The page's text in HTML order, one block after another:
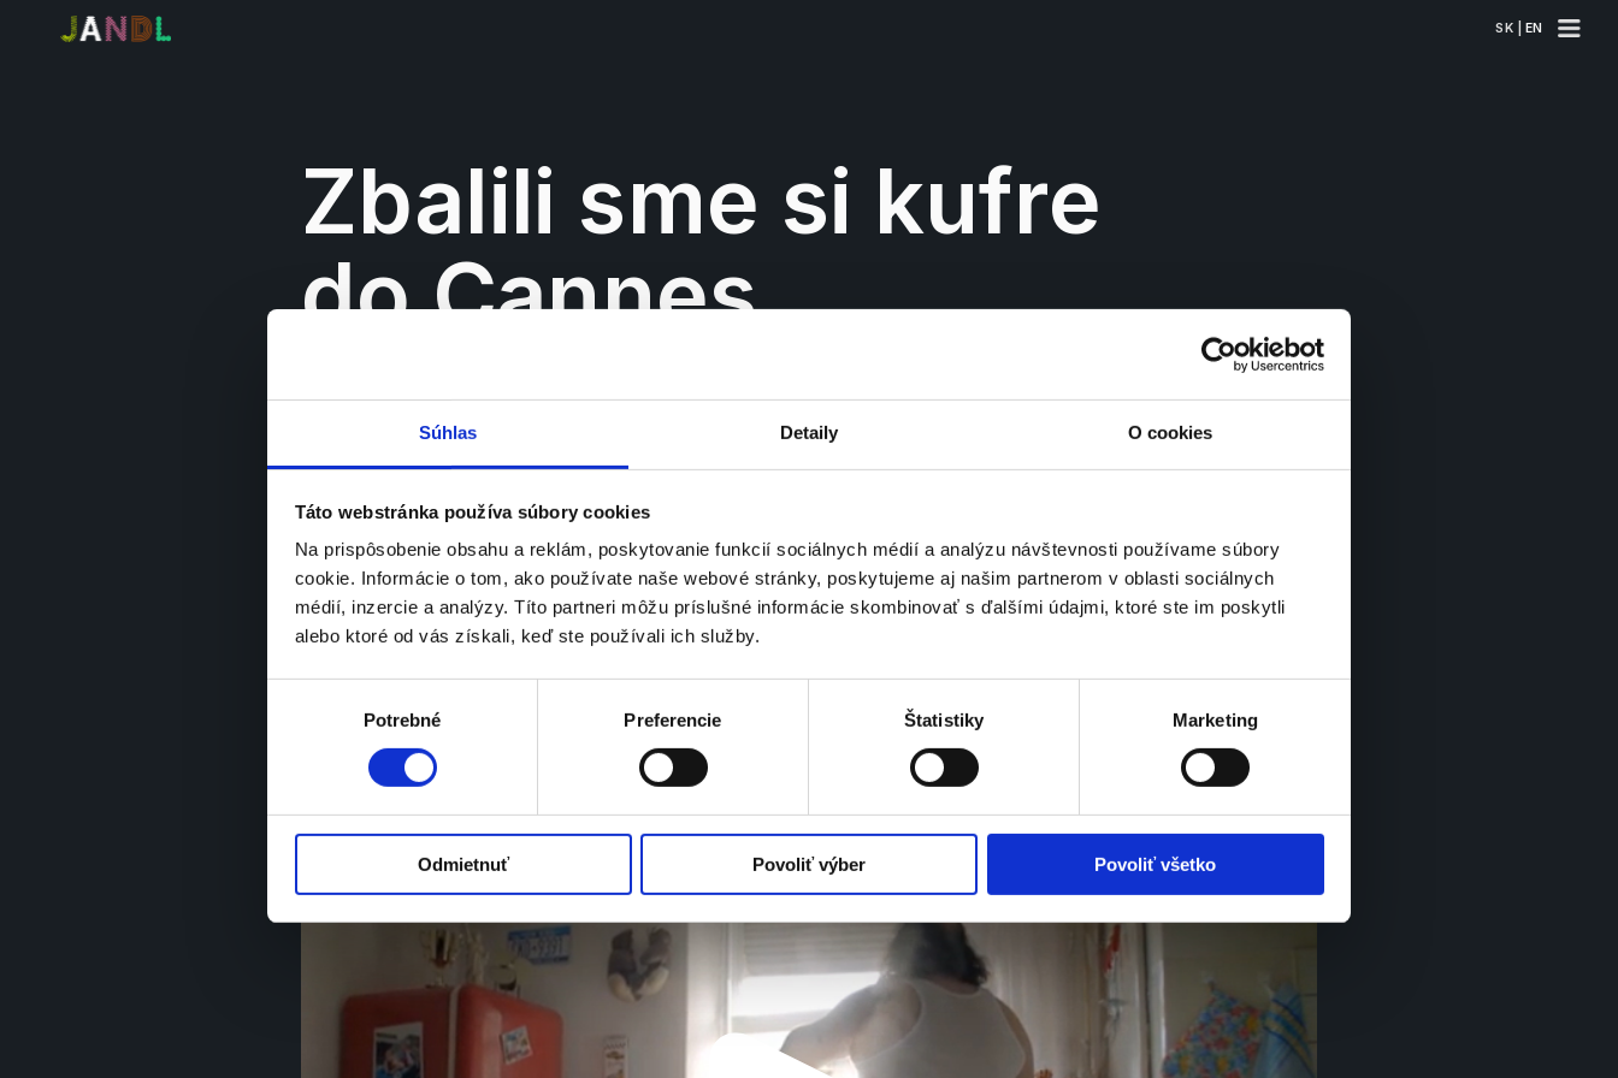
Súhlas Detaily O cookies
Táto webstránka používa súbory cookies
Na prispôsobenie obsahu a reklám, poskytovanie funkcií sociálnych médií a analýzu návštevnosti používame súbory
cookie. Informácie o tom, ako používate naše webové stránky, poskytujeme aj našim partnerom v oblasti sociálnych
médií, inzercie a analýzy. Títo partneri môžu príslušné informácie skombinovať s ďalšími údajmi, ktoré ste im poskytli
alebo ktoré od vás získali, keď ste používali ich služby.
Potrebné Preferencie Štatistiky Marketing
Odmietnuť Povoliť výber Povoliť všetko
SK | EN
Zbalili sme si kufre
do Cannes
Kampaň si odniesla tieto ocenenia:
Cannes Lions 2015: Bronzový Lev v kategórii Film.
CLIO Awards 2015: Bronz v kategórii Film.
D&AD Awards 2016: Pencil v kategórii TV reklamných kampaní.
New York Festivals Advertising Awards 2016: Uznanie za kampaň.
pretože sa váš kufor NErozbil.
Presne také sú kvalitné kufre Samsonite
odolné voči náladám batožinových pracovníkov, ktorí
Nosič batožín – Melvin